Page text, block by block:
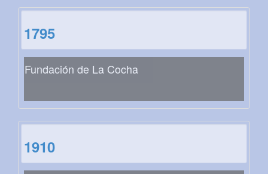
1795
Fundación de La Cocha
1910